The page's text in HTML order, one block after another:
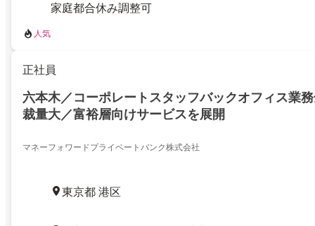
家庭都合休み調整可
人気
正社員
六本木／コーポレートスタッフバックオフィス業
裁量大／富裕層向けサービスを展開
マネーフォワードプライベートバンク株式会社
東京都 港区